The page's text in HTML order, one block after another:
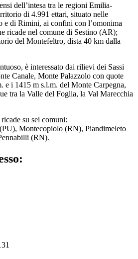
dell’intesa tra le regioni Emilia-
di 4.991 ettari, situato nelle
e di Rimini, ai confini con l’omonima
ricade nel comune di Sestino (AR);
del Montefeltro, dista 40 km dalla
è interessato dai rilievi dei Sassi
Canale, Monte Palazzolo con quote
e i 1415 m s.l.m. del Monte Carpegna,
tra la Valle del Foglia, la Val Marecchia
su sei comuni:
Montecopiolo (RN), Piandimeleto
(RN).